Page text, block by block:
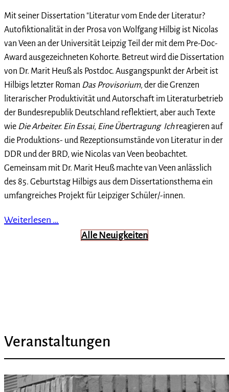
Mit seiner Dissertation "Literatur vom Ende der Literatur?
Autofiktionalität in der Prosa von Wolfgang Hilbig ist Nicolas
van Veen an der Universität Leipzig Teil der mit dem Pre-Doc-
Award ausgezeichneten Kohorte. Betreut wird die Dissertation
von Dr. Marit Heuß als Postdoc. Ausgangspunkt der Arbeit ist
Hilbigs letzter Roman Das Provisorium, der die Grenzen
literarischer Produktivität und Autorschaft im Literaturbetrieb
der Bundesrepublik Deutschland reflektiert, aber auch Texte
wie Die Arbeiter. Ein Essai, Eine Übertragung Ichreagieren auf
die Produktions- und Rezeptionsumstände von Literatur in der
DDR und der BRD, wie Nicolas van Veen beobachtet.
Gemeinsam mit Dr. Marit Heuß machte van Veen anlässlich
des 85. Geburtstag Hilbigs aus dem Dissertationsthema ein
umfangreiches Projekt für Leipziger Schüler/-innen.
Weiterlesen …
Alle Neuigkeiten
Veranstaltungen